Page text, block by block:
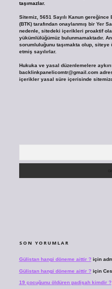
taşımazlar.
Sitemiz, 5651 Sayılı Kanun
(BTK) tarafından onaylanmış bir Yer
nedenle, sitedeki içerikleri proaktif
yükümlülüğümüz bulunmamaktadır.
sorumluluğunu taşımakta olup,
etmiş sayılırlar.
Hukuka ve yasal düzenlemelere
backlinkpanelicomtr@gmail.com
içerikler yasal süre içerisinde
SON YORUMLAR
Gülistan hangi döneme aittir ?için
Gülistan hangi döneme aittir ?için
19 çocuğunu öldüren padişah kimdir ?